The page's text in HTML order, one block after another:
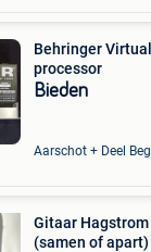
Behringer
processor
Bieden
Aarschot + Deel
Gitaar
(samen of apart)